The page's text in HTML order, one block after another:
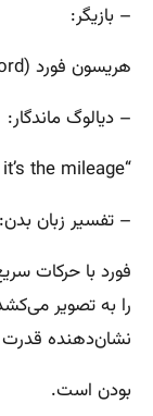
– بازیگر:
هریسون فورد (Harrison Ford)
– دیالوگ ماندگار:
“It’s not the years, honey, it’s the mileage.”
– تفسیر زبان بدن:
فورد با حرکات
را به تصویر
نشان‌دهنده قدرت
بودن است.